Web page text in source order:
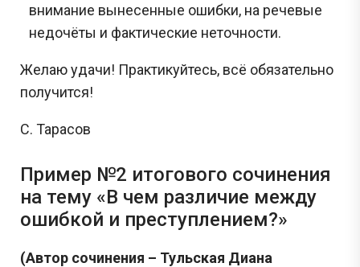
внимание вынесенные ошибки, на речевые
недочёты и фактические неточности.
Желаю удачи! Практикуйтесь, всё обязательно
получится!
С. Тарасов
Пример №2 итогового сочинения
на тему «В чем различие между
ошибкой и преступлением?»
(Автор сочинения – Тульская Диана